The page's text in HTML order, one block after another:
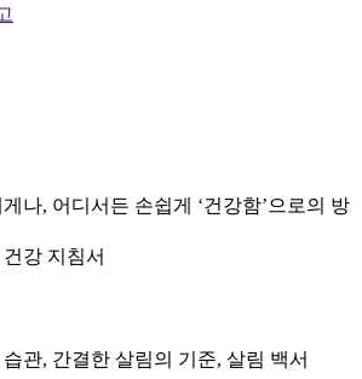
나, 어디서든 손쉽게 ‘건강함’으로의 방
강 지침서
관, 간결한 살림의 기준, 살림 백서